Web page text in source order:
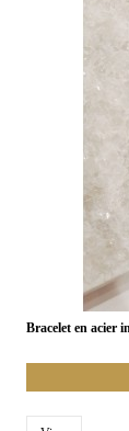
Bracelet en acier